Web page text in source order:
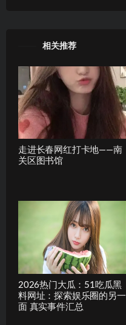
相关推荐
走进长春网红打卡地——南
关区图书馆
2026热门大瓜：51吃瓜黑
料网址：探索娱乐圈的另一
面 真实事件汇总